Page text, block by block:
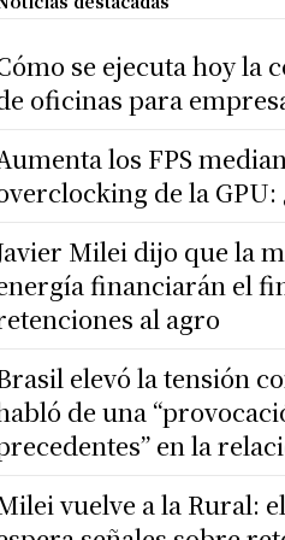
se ejecuta hoy la
oficinas para
los FPS
de la GPU:
Milei dijo que la
financiarán el
al agro
elevó la tensión
de una
en la
vuelve a la Rural: